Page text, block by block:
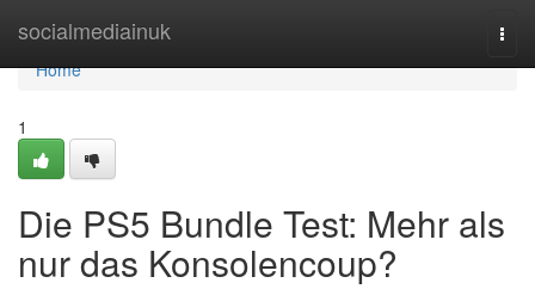
socialmediainuk
Home
Home
1
Die PS5 Bundle Test: Mehr als
nur das Konsolencoup?